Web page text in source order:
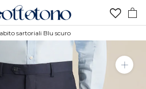
sartoriali Blu scuro
Desideri